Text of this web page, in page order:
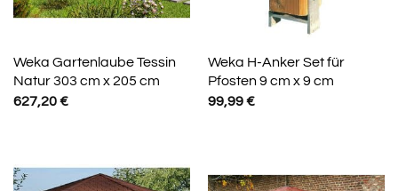
Weka Gartenlaube Tessin
Natur 303 cm x 205 cm
627,20€
Weka H-Anker Set für
Pfosten 9 cm x 9 cm
99,99€